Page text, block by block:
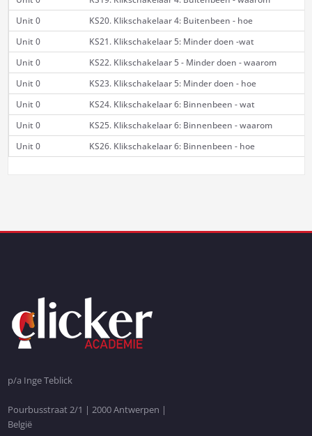
Unit 0
KS20. Klikschakelaar 4: Buitenbeen - hoe
Unit 0
KS21. Klikschakelaar 5: Minder doen -wat
Unit 0
KS22. Klikschakelaar 5 - Minder doen - waarom
Unit 0
KS23. Klikschakelaar 5: Minder doen - hoe
Unit 0
KS24. Klikschakelaar 6: Binnenbeen - wat
Unit 0
KS25. Klikschakelaar 6: Binnenbeen - waarom
Unit 0
KS26. Klikschakelaar 6: Binnenbeen - hoe
p/a Inge Teblick
Pourbusstraat 2/1 | 2000 Antwerpen |
België